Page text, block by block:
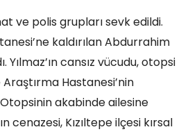
ve polis grupları sevk edildi.
kaldırılan Abdurrahim
Yılmaz’ın cansız vücudu, otopsi
Hastanesi’nin
akabinde ailesine
cenazesi, Kızıltepe ilçesi kırsal